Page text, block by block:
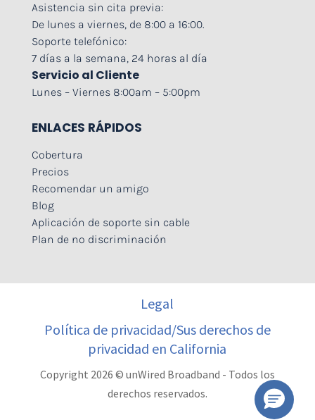
Asistencia sin cita previa:
De lunes a viernes, de 8:00 a 16:00.
Soporte telefónico:
7 días a la semana, 24 horas al día
Servicio al Cliente
Lunes – Viernes 8:00am – 5:00pm
ENLACES RÁPIDOS
Cobertura
Precios
Recomendar un amigo
Blog
Aplicación de soporte sin cable
Plan de no discriminación
Legal
Política de privacidad/Sus derechos de
privacidad en California
Copyright 2026 © unWired Broadband - Todos los
derechos reservados.